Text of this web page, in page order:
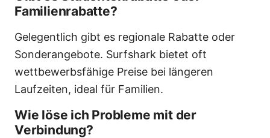
Familienrabatte?
Gelegentlich gibt es regionale Rabatte oder
Sonderangebote. Surfshark bietet oft
wettbewerbsfähige Preise bei längeren
Laufzeiten, ideal für Familien.
Wie löse ich Probleme mit der
Verbindung?